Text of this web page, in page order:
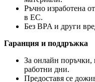
Ръчно изработена
в ЕС.
Без BPA и други
Гаранция и поддръжка
За онлайн поръчки,
работни дни.
Предоставя се